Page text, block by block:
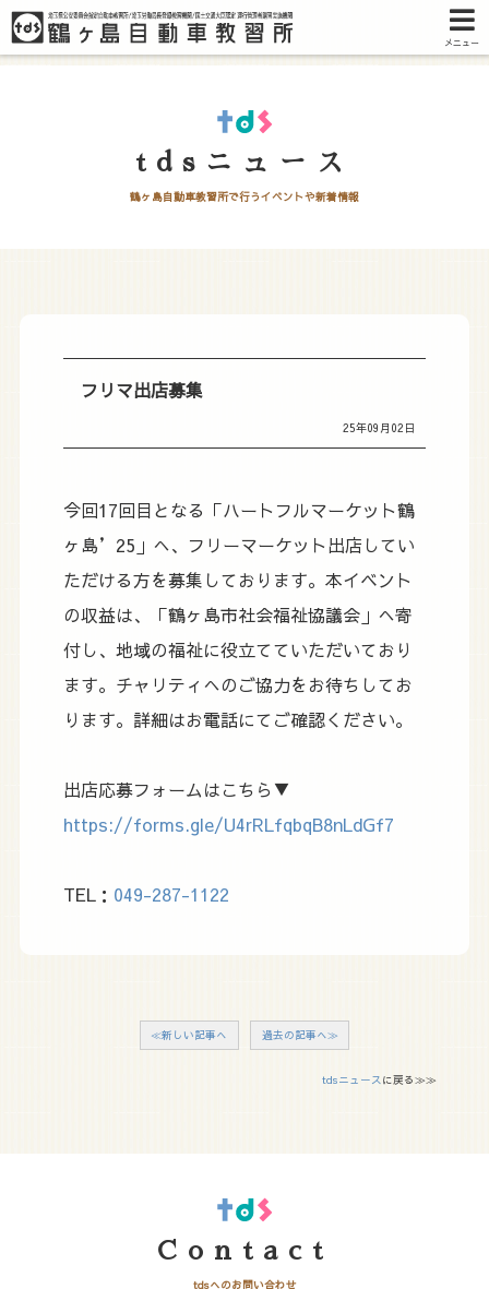
メニュー
tdsニュース
鶴ヶ島自動車教習所で行うイベントや新着情報
フリマ出店募集
25年09月02日
今回17回目となる「ハートフルマーケット鶴
ヶ島’25」へ、フリーマーケット出店してい
ただける方を募集しております。本イベント
の収益は、「鶴ヶ島市社会福祉協議会」へ寄
付し、地域の福祉に役立てていただいており
ます。チャリティへのご協力をお待ちしてお
ります。詳細はお電話にてご確認ください。
出店応募フォームはこちら▼
https://forms.gle/U4rRLfqbqB8nLdGf7
TEL： 049-287-1122
≪新しい記事へ 過去の記事へ≫
tdsニュース に戻る≫≫
Contact
tdsへのお問い合わせ